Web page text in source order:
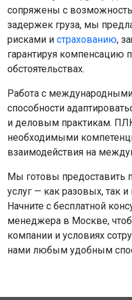
сопряжены с
задержек груза, мы
рисками и страхованию,
гарантируя компенсацию
обстоятельствах.
Работа с
способности
и деловым практикам.
необходимыми
взаимодействия на
Мы готовы предоставить
услуг — как разовых, так
Начните с бесплатной
менеджера в Москве,
компании и условиях
нами любым удобным